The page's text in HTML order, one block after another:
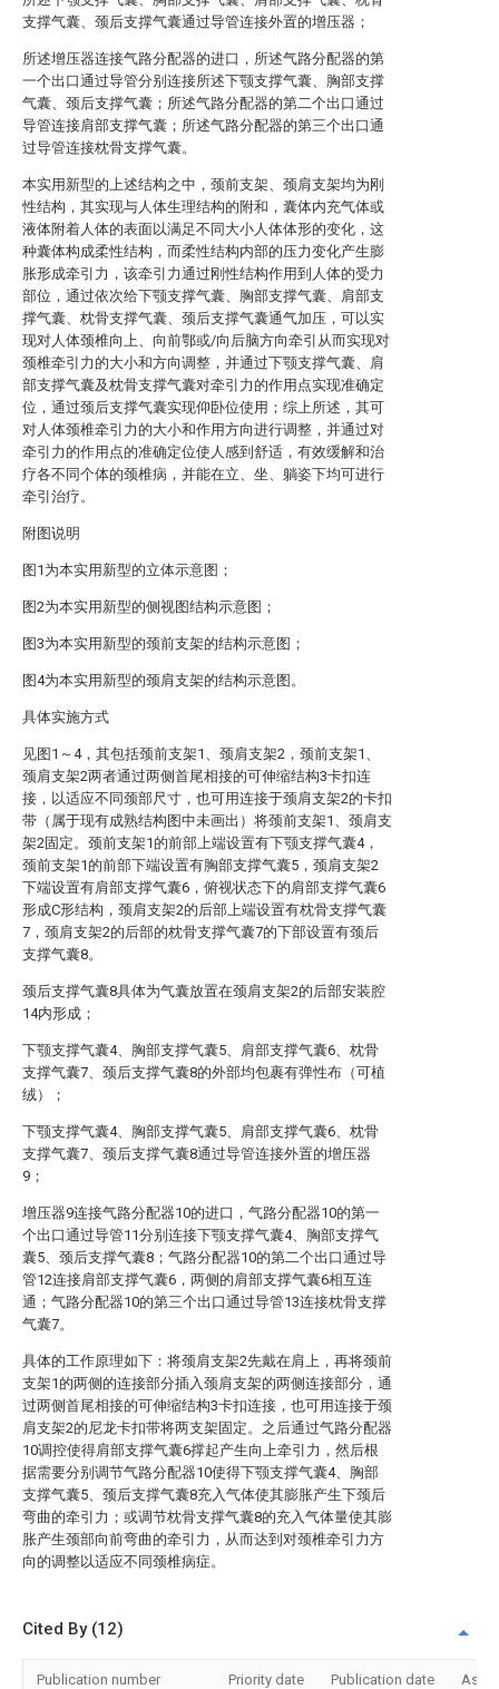
支撑气囊、颈后支撑气囊通过导管连接外置的增压器；
所述增压器连接气路分配器的进口，所述气路分配器的第
一个出口通过导管分别连接所述下颚支撑气囊、胸部支撑
气囊、颈后支撑气囊；所述气路分配器的第二个出口通过
导管连接肩部支撑气囊；所述气路分配器的第三个出口通
过导管连接枕骨支撑气囊。
本实用新型的上述结构之中，颈前支架、颈肩支架均为刚
性结构，其实现与人体生理结构的附和，囊体内充气体或
液体附着人体的表面以满足不同大小人体体形的变化，这
种囊体构成柔性结构，而柔性结构内部的压力变化产生膨
胀形成牵引力，该牵引力通过刚性结构作用到人体的受力
部位，通过依次给下颚支撑气囊、胸部支撑气囊、肩部支
撑气囊、枕骨支撑气囊、颈后支撑气囊通气加压，可以实
现对人体颈椎向上、向前鄂或/向后脑方向牵引从而实现对
颈椎牵引力的大小和方向调整，并通过下颚支撑气囊、肩
部支撑气囊及枕骨支撑气囊对牵引力的作用点实现准确定
位，通过颈后支撑气囊实现仰卧位使用；综上所述，其可
对人体颈椎牵引力的大小和作用方向进行调整，并通过对
牵引力的作用点的准确定位使人感到舒适，有效缓解和治
疗各不同个体的颈椎病，并能在立、坐、躺姿下均可进行
牵引治疗。
附图说明
图1为本实用新型的立体示意图；
图2为本实用新型的侧视图结构示意图；
图3为本实用新型的颈前支架的结构示意图；
图4为本实用新型的颈肩支架的结构示意图。
具体实施方式
见图1～4，其包括颈前支架1、颈肩支架2，颈前支架1、
颈肩支架2两者通过两侧首尾相接的可伸缩结构3卡扣连
接，以适应不同颈部尺寸，也可用连接于颈肩支架2的卡扣
带（属于现有成熟结构图中未画出）将颈前支架1、颈肩支
架2固定。颈前支架1的前部上端设置有下颚支撑气囊4，
颈前支架1的前部下端设置有胸部支撑气囊5，颈肩支架2
下端设置有肩部支撑气囊6，俯视状态下的肩部支撑气囊6
形成C形结构，颈肩支架2的后部上端设置有枕骨支撑气囊
7，颈肩支架2的后部的枕骨支撑气囊7的下部设置有颈后
支撑气囊8。
颈后支撑气囊8具体为气囊放置在颈肩支架2的后部安装腔
14内形成；
下颚支撑气囊4、胸部支撑气囊5、肩部支撑气囊6、枕骨
支撑气囊7、颈后支撑气囊8的外部均包裹有弹性布（可植
绒）；
下颚支撑气囊4、胸部支撑气囊5、肩部支撑气囊6、枕骨
支撑气囊7、颈后支撑气囊8通过导管连接外置的增压器
9；
增压器9连接气路分配器10的进口，气路分配器10的第一
个出口通过导管11分别连接下颚支撑气囊4、胸部支撑气
囊5、颈后支撑气囊8；气路分配器10的第二个出口通过导
管12连接肩部支撑气囊6，两侧的肩部支撑气囊6相互连
通；气路分配器10的第三个出口通过导管13连接枕骨支撑
气囊7。
具体的工作原理如下：将颈肩支架2先戴在肩上，再将颈前
支架1的两侧的连接部分插入颈肩支架的两侧连接部分，通
过两侧首尾相接的可伸缩结构3卡扣连接，也可用连接于颈
肩支架2的尼龙卡扣带将两支架固定。之后通过气路分配器
10调控使得肩部支撑气囊6撑起产生向上牵引力，然后根
据需要分别调节气路分配器10使得下颚支撑气囊4、胸部
支撑气囊5、颈后支撑气囊8充入气体使其膨胀产生下颈后
弯曲的牵引力；或调节枕骨支撑气囊8的充入气体量使其膨
胀产生颈部向前弯曲的牵引力，从而达到对颈椎牵引力方
向的调整以适应不同颈椎病症。
Cited By (12)
Publication number Priority date Publication date